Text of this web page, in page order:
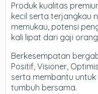
Produk kualitas
kecil serta terjangkau
memukau, potensi
kali lipat dari gaji
Berkesempatan
Positif, Visioner,
serta membantu
tumbuh bersama.